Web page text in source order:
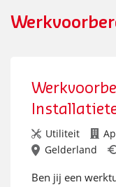
Utiliteit
Gelderland
Ben jij een